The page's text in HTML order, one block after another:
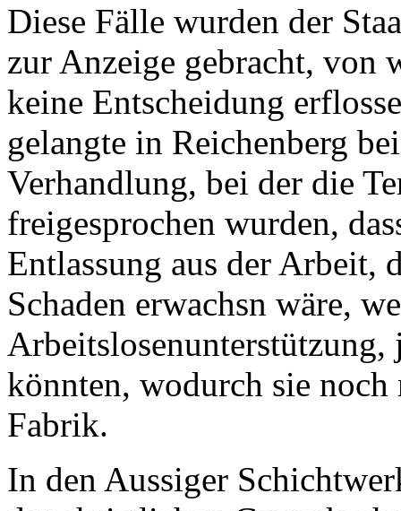
Diese Fälle wurden der
zur Anzeige gebracht, von
keine Entscheidung
gelangte in Reichenberg
Verhandlung, bei der die
freigesprochen wurden,
Entlassung aus der Arbeit,
Schaden erwachsn wäre,
Arbeitslosenunterstützung,
könnten, wodurch sie
Fabrik.
In den Aussiger